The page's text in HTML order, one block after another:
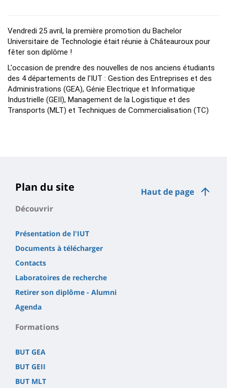
Vendredi 25 avril, la première promotion du Bachelor
Universitaire de Technologie était réunie à Châteauroux pour
fêter son diplôme !
L'occasion de prendre des nouvelles de nos anciens étudiants
des 4 départements de l'IUT : Gestion des Entreprises et des
Administrations (GEA), Génie Electrique et Informatique
Industrielle (GEII), Management de la Logistique et des
Transports (MLT) et Techniques de Commercialisation (TC)
Haut de page
Plan du site
Découvrir
Présentation de l'IUT
Documents à télécharger
Contacts
Laboratoires de recherche
Retirer son diplôme - Alumni
Agenda
Formations
BUT GEA
BUT GEII
BUT MLT